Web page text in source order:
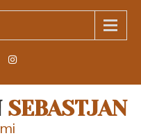
SEBASTJAN